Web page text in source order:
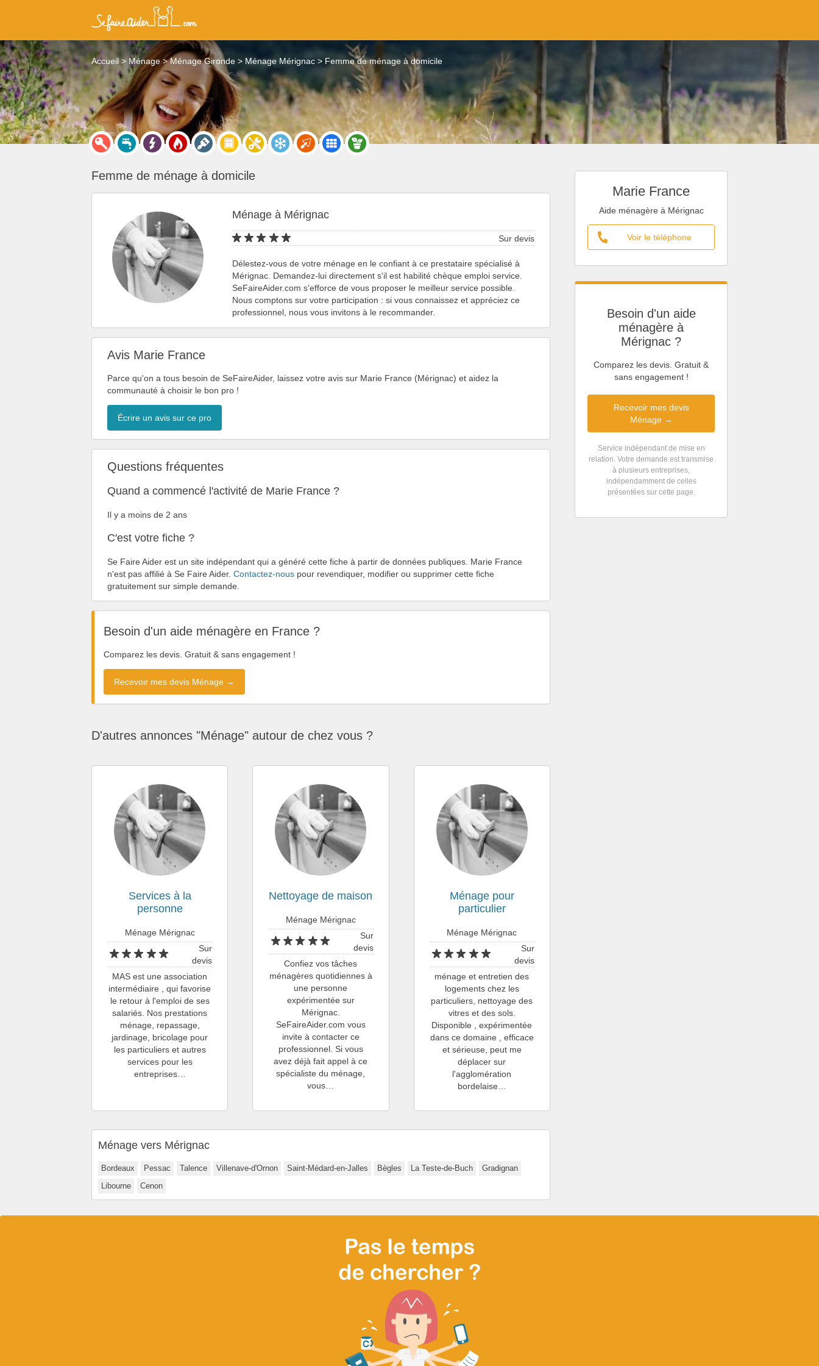
Accueil Ménage Ménage Gironde Ménage Mérignac Femme de ménage à domicile
Marie France
Aide ménagère à Mérignac
Voir le téléphone
Besoin d'un aide
ménagère à
Mérignac ?
Comparez les devis. Gratuit &
sans engagement !
Recevoir mes devis
Ménage →
Service indépendant de mise en
relation. Votre demande est transmise
à plusieurs entreprises,
indépendamment de celles
présentées sur cette page.
Femme de ménage à domicile
Ménage à Mérignac
Sur devis
Délestez-vous de votre ménage en le confiant à ce prestataire spécialisé à
Mérignac. Demandez-lui directement s'il est habilité chèque emploi service.
SeFaireAider.com s'efforce de vous proposer le meilleur service possible.
Nous comptons sur votre participation : si vous connaissez et appréciez ce
professionnel, nous vous invitons à le recommander.
Avis Marie France
Parce qu'on a tous besoin de SeFaireAider, laissez votre avis sur Marie France (Mérignac) et aidez la
communauté à choisir le bon pro !
Écrire un avis sur ce pro
Questions fréquentes
Quand a commencé l'activité de Marie France ?
Il y a moins de 2 ans
C'est votre fiche ?
Se Faire Aider est un site indépendant qui a généré cette fiche à partir de données publiques. Marie France
n'est pas affilié à Se Faire Aider. Contactez-nous pour revendiquer, modifier ou supprimer cette fiche
gratuitement sur simple demande.
Besoin d'un aide ménagère en France ?
Comparez les devis. Gratuit & sans engagement !
Recevoir mes devis Ménage →
D'autres annonces "Ménage" autour de chez vous ?
Services à la
personne
Ménage Mérignac
Sur
devis
MAS est une association
intermédiaire , qui favorise
le retour à l'emploi de ses
salariés. Nos prestations
ménage, repassage,
jardinage, bricolage pour
les particuliers et autres
services pour les
entreprises…
Nettoyage de maison
Ménage Mérignac
Sur
devis
Confiez vos tâches
ménagères quotidiennes à
une personne
expérimentée sur
Mérignac.
SeFaireAider.com vous
invite à contacter ce
professionnel. Si vous
avez déjà fait appel à ce
spécialiste du ménage,
vous…
Ménage pour
particulier
Ménage Mérignac
Sur
devis
ménage et entretien des
logements chez les
particuliers, nettoyage des
vitres et des sols.
Disponible , expérimentée
dans ce domaine , efficace
et sérieuse, peut me
déplacer sur
l'agglomération
bordelaise…
Ménage vers Mérignac
Bordeaux Pessac Talence Villenave-d'Ornon Saint-Médard-en-Jalles Bègles La Teste-de-Buch
Gradignan
Libourne
Cenon